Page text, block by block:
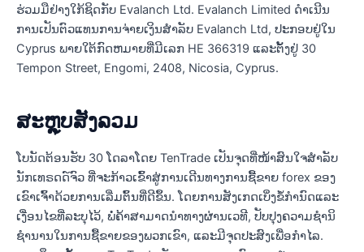
ຮ່ວມມືຢ່າງໃກ້ຊິດກັບ Evalanch Ltd. Evalanch Limited ດໍາເນີນ
ການເປັນຕົວແທນການຈ່າຍເງິນສໍາລັບ Evalanch Ltd, ປະກອບຢູ່ໃນ
Cyprus ພາຍໃຕ້ກົດຫມາຍທີ່ມີເລກ ΗΕ 366319 ແລະຕັ້ງຢູ່ 30
Tempon Street, Engomi, 2408, Nicosia, Cyprus.
ສະຫຼຸບສັງລວມ
ໂບນັດຕ້ອນຮັບ 30 ໂດລາໂດຍ TenTrade ເປັນຈຸດທີ່ໜ້າສົນໃຈສຳລັບ
ນັກເທຣດດ໌ຈົວ ທີ່ຈະກ້າວເຂົ້າສູ່ການເດີນທາງການຊື້ຂາຍ forex ຂອງ
ເຂົາເຈົ້າດ້ວຍການເລີ່ມຕົ້ນທີ່ດີຂຶ້ນ. ໂດຍການສັງເກດເບິ່ງຂໍ້ກໍານົດແລະ
ເງື່ອນໄຂທີ່ລະບຸໄວ້, ພໍ່ຄ້າສາມາດນໍາທາງຜ່ານເວທີ, ປັບປຸງຄວາມຊໍານິ
ຊໍານານໃນການຊື້ຂາຍຂອງພວກເຂົາ, ແລະມີຈຸດປະສົງເພື່ອກໍາໄລ.